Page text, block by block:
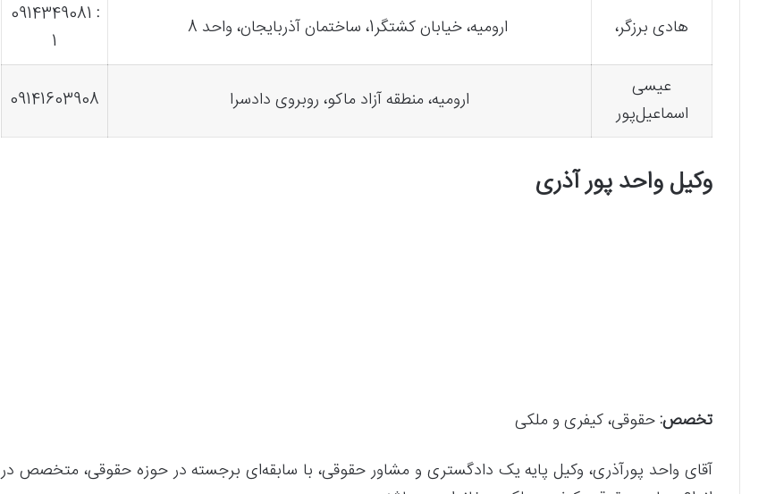
هادی برزگر، ارومیه، خیابان کشتگر1، ساختمان آذربایجان، واحد 8 :
0914349081
1
عیسی
اسماعیل‌پور
ارومیه، منطقه آزاد ماکو، روبروی دادسرا 09141603908
وکیل واحد پور آذری
تخصص:حقوقی، کیفری و ملکی
آقای واحد پورآذری، وکیل پایه یک دادگستری و مشاور حقوقی، با سابقه‌ای برجسته در حوزه حقوقی، متخصص در